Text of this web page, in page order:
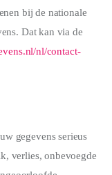
bij de nationale
Dat kan via de
nl/contact-
gegevens serieus
verlies, onbevoegde